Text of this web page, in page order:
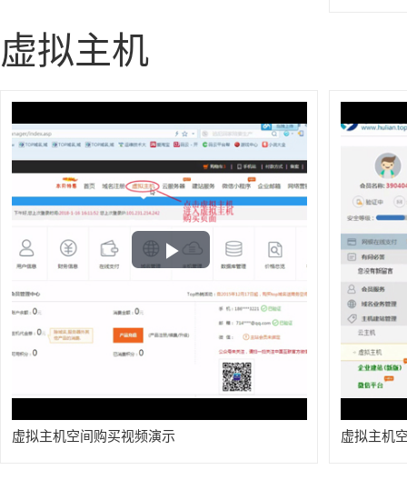
虚拟主机
Play
Video
虚拟主机空间购买视频演示 虚拟主机